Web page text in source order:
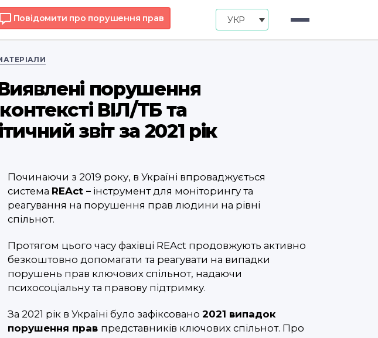
Повідомити про порушення прав УКР
порушення
ВІЛ/ТБ та
звіт за 2021 рік
Починаючи з 2019 року, в Україні впроваджується
система REAct – інструмент для моніторингу та
реагування на порушення прав людини на рівні
спільнот.
Протягом цього часу фахівці REAct продовжують активно
безкоштовно допомагати та реагувати на випадки
порушень прав ключових спільнот, надаючи
психосоціальну та правову підтримку.
За 2021 рік в Україні було зафіксовано 2021 випадок
порушення прав представників ключових спільнот. Про